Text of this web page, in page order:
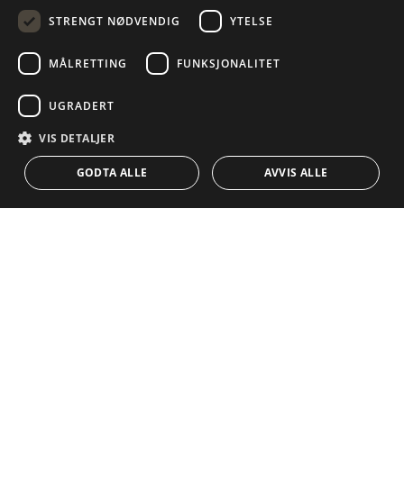
NAVIGASJON
Egenskaper
Veiledninger
Team
Blogg
SAMLING
Frontline Beach
KONTAKT DUTCH
STRENGT NØDVENDIG
YTELSE
MÅLRETTING FUNKSJONALITET
UGRADERT
VIS DETALJER
GODTA ALLE AVVIS ALLE